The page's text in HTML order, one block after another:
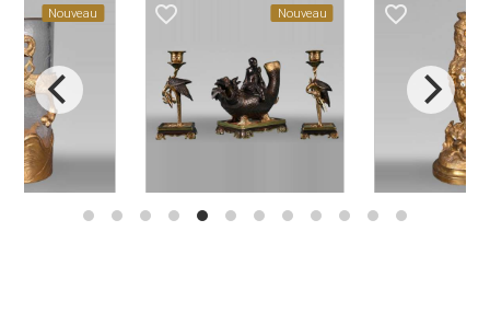
Nouveau favorite_border Nouveau favorite_border